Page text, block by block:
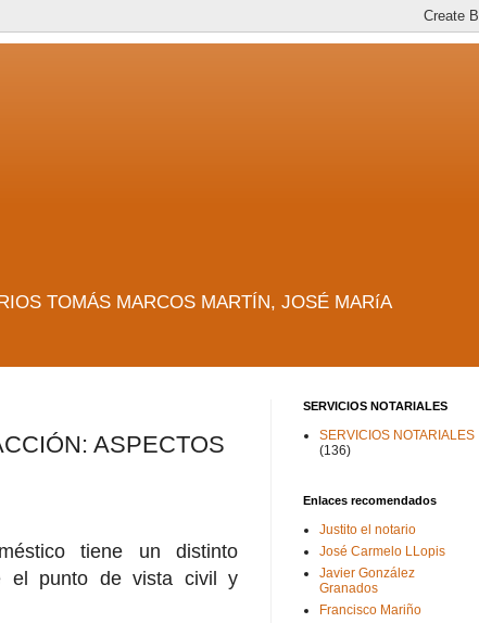
TOMÁS MARCOS MARTÍN, JOSÉ MARíA
ASPECTOS
tiene un distinto
el punto de vista civil y
SERVICIOS NOTARIALES
SERVICIOS NOTARIALES
(136)
Enlaces recomendados
Justito el notario
José Carmelo LLopis
Javier González
Granados
Francisco Mariño